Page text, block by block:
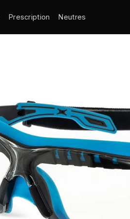
Prescription Neutres